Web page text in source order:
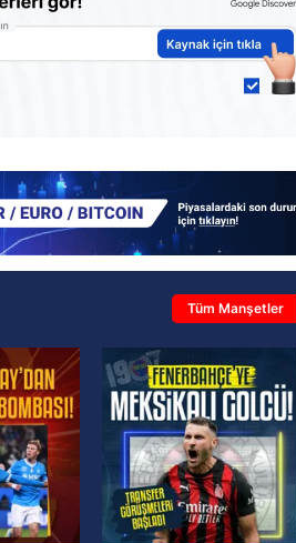
Tüm Manşetler